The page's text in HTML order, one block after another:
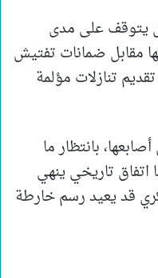
يتوقف على مدى
مقابل ضمانات تفتيش
تنازلات مؤلمة
بانتظار ما
تاريخي ينهي
قد يعيد رسم خارطة